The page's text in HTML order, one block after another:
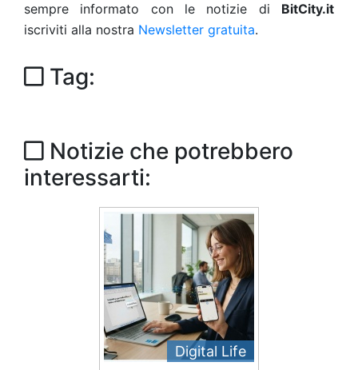
sempre informato con le notizie di BitCity.it
iscriviti alla nostra Newsletter gratuita.
Tag:
Notizie che potrebbero
interessarti:
Digital Life